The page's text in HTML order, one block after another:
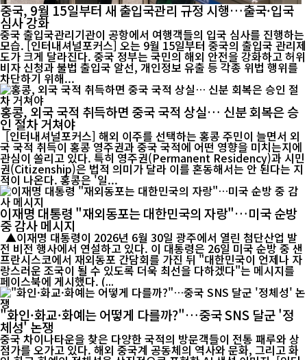
중국, 9월 15일부터 새 출입국관리 규정 시행…출국·입국
심사 강화
중국 출입국관리기관이 공항에서 여행객들의 입국 심사를 진행하는
모습. [인터내셔널포커스] 오는 9월 15일부터 중국의 출입국 관리제
도가 크게 달라진다. 중국 정부는 국민의 해외 안전을 강화하고 허위
비자 신청과 불법 출입국 알선, 개인정보 유출 등 각종 위법 행위를
차단하기 위해...
홍콩, 외국 국적 취득하면 중국 국적 상실… 신분 회복은 승
인 절차 거쳐야
[인터내셔널포커스] 해외 이주를 선택하는 홍콩 주민이 늘면서 외
국 국적 취득이 홍콩 영주권과 중국 국적에 어떤 영향을 미치는지에
관심이 쏠리고 있다. 특히 영주권(Permanent Residency)과 시민
권(Citizenship)은 법적 의미가 달라 이를 혼동해서는 안 된다는 지
적이 나온다. 홍콩은 '일...
이재명 대통령 "재외동포는 대한민국의 자랑"…미국 순방
중 감사 메시지
▲이재명 대통령이 2026년 6월 30일 광주에서 열린 첨단산업 발
전 비전 행사에서 연설하고 있다. 이 대통령은 26일 미국 순방 중 샌
프란시스코에서 재외동포 간담회를 가진 뒤 "대한민국이 언제나 자
랑스러운 조국이 될 수 있도록 더욱 최선을 다하겠다"는 메시지를
페이스북에 게시했다. (...
"화인·화교·화예는 어떻게 다를까?"…중국 SNS 달군 '정
체성' 논쟁
중국 차이나타운을 찾은 다양한 국적의 방문객들이 전통 패루와 상
점가를 오가고 있다. 해외 중국계 공동체의 역사와 문화, 그리고 화